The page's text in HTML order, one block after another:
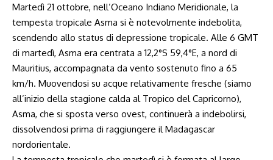
Martedì 21 ottobre, nell’Oceano Indiano Meridionale, la
tempesta tropicale Asma si è notevolmente indebolita,
scendendo allo status di depressione tropicale. Alle 6 GMT
di martedì, Asma era centrata a 12,2°S 59,4°E, a nord di
Mauritius, accompagnata da vento sostenuto fino a 65
km/h. Muovendosi su acque relativamente fresche (siamo
all’inizio della stagione calda al Tropico del Capricorno),
Asma, che si sposta verso ovest, continuerà a indebolirsi,
dissolvendosi prima di raggiungere il Madagascar
nordorientale.